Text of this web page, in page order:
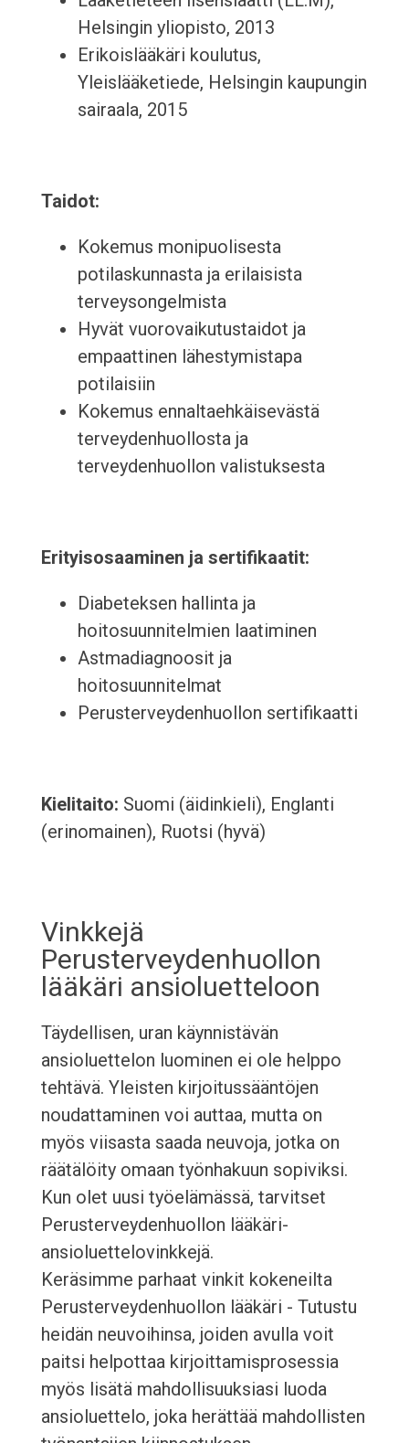
Helsingin yliopisto, 2013
Erikoislääkäri koulutus,
Yleislääketiede, Helsingin kaupungin
sairaala, 2015
Taidot:
Kokemus monipuolisesta
potilaskunnasta ja erilaisista
terveysongelmista
Hyvät vuorovaikutustaidot ja
empaattinen lähestymistapa
potilaisiin
Kokemus ennaltaehkäisevästä
terveydenhuollosta ja
terveydenhuollon valistuksesta
Erityisosaaminen ja sertifikaatit:
Diabeteksen hallinta ja
hoitosuunnitelmien laatiminen
Astmadiagnoosit ja
hoitosuunnitelmat
Perusterveydenhuollon sertifikaatti
Kielitaito: Suomi (äidinkieli), Englanti
(erinomainen), Ruotsi (hyvä)
Vinkkejä
Perusterveydenhuollon
lääkäri ansioluetteloon
Täydellisen, uran käynnistävän
ansioluettelon luominen ei ole helppo
tehtävä. Yleisten kirjoitussääntöjen
noudattaminen voi auttaa, mutta on
myös viisasta saada neuvoja, jotka on
räätälöity omaan työnhakuun sopiviksi.
Kun olet uusi työelämässä, tarvitset
Perusterveydenhuollon lääkäri-
ansioluettelovinkkejä.
Keräsimme parhaat vinkit kokeneilta
Perusterveydenhuollon lääkäri - Tutustu
heidän neuvoihinsa, joiden avulla voit
paitsi helpottaa kirjoittamisprosessia
myös lisätä mahdollisuuksiasi luoda
ansioluettelo, joka herättää mahdollisten